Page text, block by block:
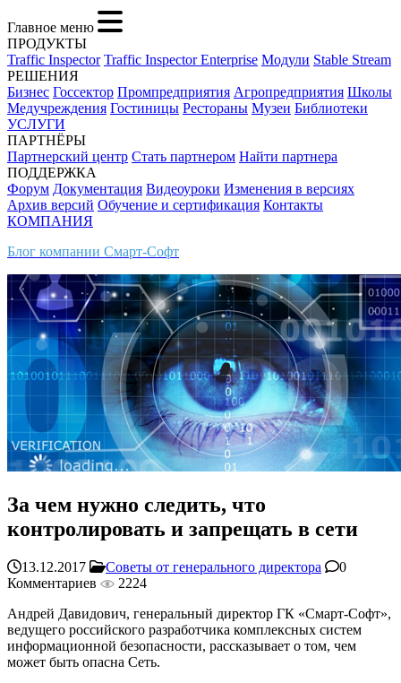
Главное меню
ПРОДУКТЫ
Traffic Inspector Traffic Inspector Enterprise Модули Stable Stream
РЕШЕНИЯ
Бизнес Госсектор Промпредприятия Агропредприятия Школы
Медучреждения Гостиницы Рестораны Музеи Библиотеки
УСЛУГИ
ПАРТНЁРЫ
Партнерский центр Стать партнером Найти партнера
ПОДДЕРЖКА
Форум Документация Видеоуроки Изменения в версиях
Архив версий Обучение и сертификация Контакты
КОМПАНИЯ
Блог компании Смарт-Софт
За чем нужно следить, что
контролировать и запрещать в сети
13.12.2017 Советы от генерального директора
0
Комментариев
2224
Андрей Давидович, генеральный директор ГК «Смарт-Софт»,
ведущего российского разработчика комплексных систем
информационной безопасности, рассказывает о том, чем
может быть опасна Сеть.